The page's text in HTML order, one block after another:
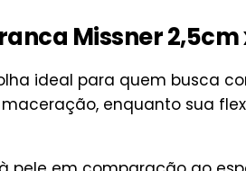
Missner 2,5cm
ideal para quem busca
enquanto sua